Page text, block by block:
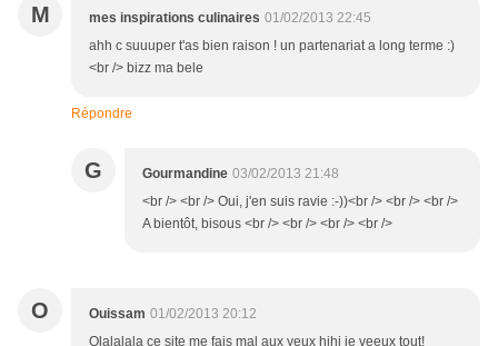
M mes inspirations culinaires 01/02/2013 22:45
ahh c suuuper t'as bien raison ! un partenariat a long terme :)
<br /> bizz ma bele
Répondre
G Gourmandine 03/02/2013 21:48
<br /> <br /> Oui, j'en suis ravie :-))<br /> <br /> <br />
A bientôt, bisous <br /> <br /> <br /> <br />
O Ouissam 01/02/2013 20:12
Olalalala ce site me fais mal aux yeux hihi je veeux tout!